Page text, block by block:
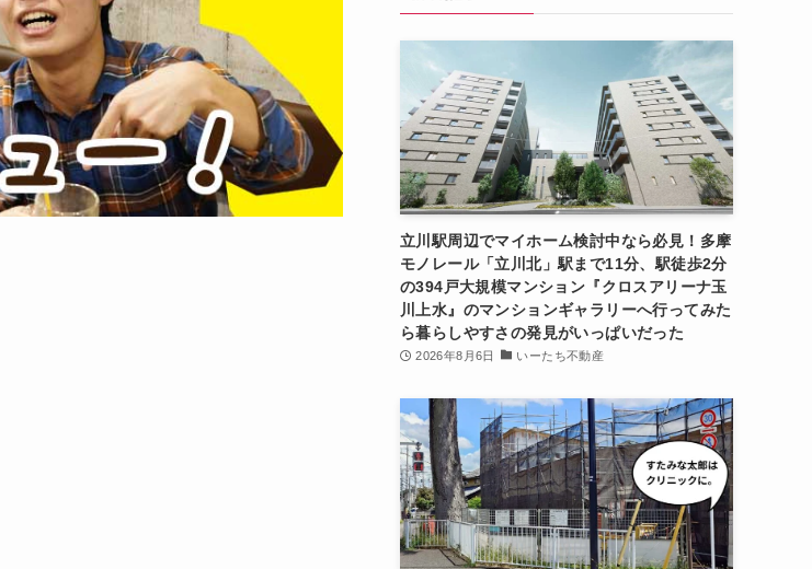
立川駅周辺でマイホーム検討中なら必見！多摩
モノレール「立川北」駅まで11分、駅徒歩2分
の394戸大規模マンション『クロスアリーナ玉
川上水』のマンションギャラリーへ行ってみた
ら暮らしやすさの発見がいっぱいだった
2026年8月6日 いーたち不動産